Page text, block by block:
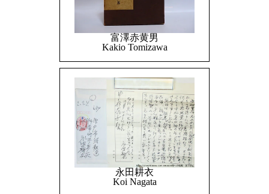
富澤赤黄男
Kakio Tomizawa
永田耕衣
Koi Nagata